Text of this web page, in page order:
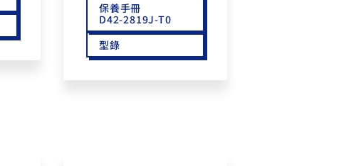
保養手冊
D42-2819J-T0
型錄